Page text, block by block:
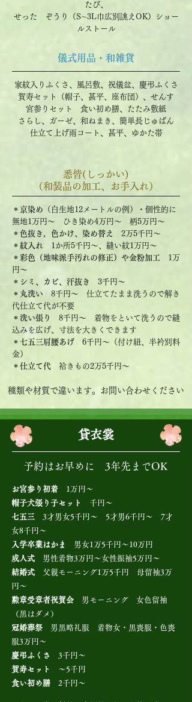
たび、
せった ぞうり（S∼3L巾広別誂えOK）ショー
ルストール
儀式用品・和雑貨
家紋入りふくさ、風呂敷、祝儀盆、慶弔ふくさ
賀寿セット（帽子、甚平、座布団）、せんす
宮参りセット 食い初め膳、たたみ敷紙
さらし、ガーゼ、和ねまき、簡単長じゅばん
仕立て上げ雨コート、甚平、ゆかた帯
悉皆(しっかい)
（和装品の加工、お手入れ）
＊京染め （白生地12メートルの例）・個性的に
無地1万円～ ひき染め4万円～ 柄5万円～
＊色抜き，色かけ、染め替え
2万5千円～
＊紋入れ 1か所5千円～、縫い紋1万円～
＊彩色（地味派手汚れの修正）や金粉加工 1万
円～
＊シミ、カビ、汗抜き
3千円～
＊丸洗い 8千円～ 仕立てたまま洗うので解き
代仕立て代が不要
＊洗い張り
8千円～ 着物をといて洗うので縫
込みを広げ、寸法を大きくできます
＊七五三肩腰あげ 6千円～（付け紐、半衿別料
金）
＊仕立て代 袷きもの2万5千円～
種類や材質で違います。お問い合わせください
貸衣裳
予約はお早めに 3年先までOK
お宮参り初着 1万円～
帽子犬張り子セット
千円～
七五三 3才男女5千円～ 5才男6千円～ 7才
女8千円～
入学卒業はかま
男女1万5千円～10万円
成人式 男性着物3万円～女性振袖5万円～
結婚式 父親モーニング1万5千円 母留袖3万
円～
勲章受章者祝賀会男モーニング 女色留袖
（黒はダメ）
冠婚葬祭男黒略礼服 着物女・黒喪服・色喪
服3万円～
慶弔ふくさ
3千円～
賀寿セット ～5千円
食い初め膳 2千円～